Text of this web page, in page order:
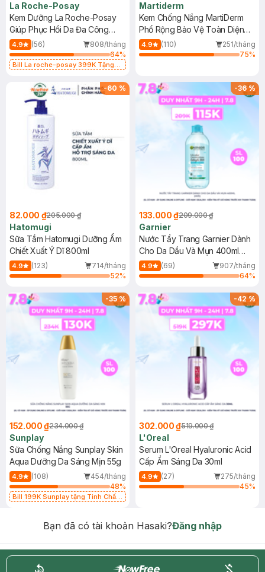
La Roche-Posay
Kem Dưỡng La Roche-Posay
Giúp Phục Hồi Da Đa Công
Dụng 40ml
4.9 (56)
808/tháng
64%
Bill La roche-posay 399K Tặng
(SL có hạn)
Martiderm
Kem Chống Nắng MartiDerm
Phổ Rộng Bảo Vệ Toàn Diện
40ml
4.9 (110)
251/tháng
75%
-60 %
82.000 ₫205.000 ₫
Hatomugi
Sữa Tắm Hatomugi Dưỡng Ẩm
Chiết Xuất Ý Dĩ 800ml
4.9 (123)
714/tháng
52%
-36%
133.000 ₫209.000 ₫
Garnier
Nước Tẩy Trang Garnier Dành
Cho Da Dầu Và Mụn 400ml
(Mới)
4.9 (69)
907/tháng
64%
-35%
152.000 ₫234.000 ₫
Sunplay
Sữa Chống Nắng Sunplay Skin
Aqua Dưỡng Da Sáng Mịn 55g
4.9 (108)
454/tháng
48%
Bill 199K Sunplay tặng Tinh Chất
-42%
302.000 ₫519.000 ₫
L'Oreal
Serum L'Oreal Hyaluronic Acid
Cấp Ẩm Sáng Da 30ml
4.9 (27)
275/tháng
45%
Bạn đã có tài khoản Hasaki?Đăng nhập